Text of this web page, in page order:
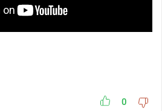
0